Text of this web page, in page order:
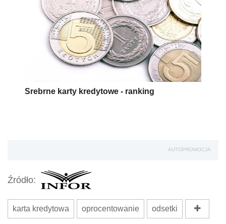
Srebrne karty kredytowe - ranking
AUTOPROMOCJA
Źródło:
karta kredytowa oprocentowanie odsetki